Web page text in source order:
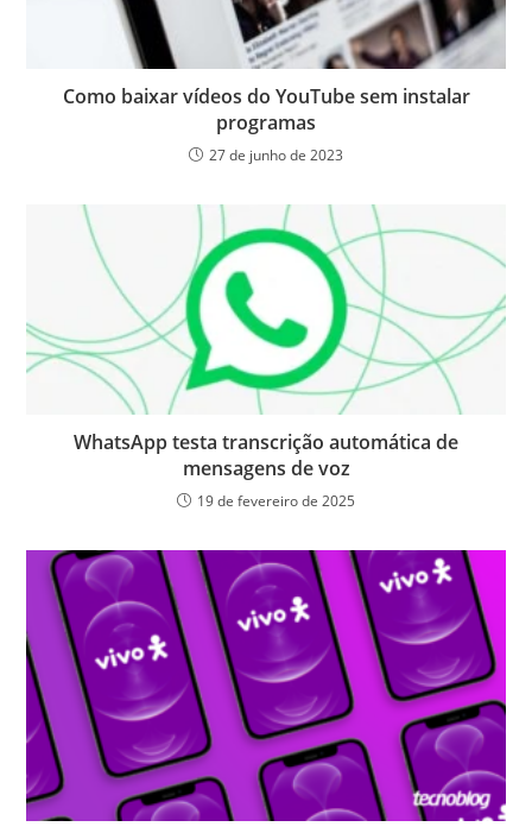
Como baixar vídeos do YouTube sem instalar
programas
27 de junho de 2023
WhatsApp testa transcrição automática de
mensagens de voz
19 de fevereiro de 2025